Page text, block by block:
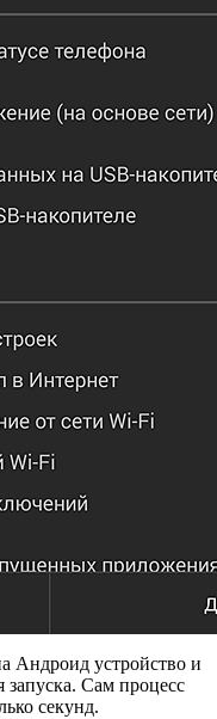
Андроид устройство и
запуска. Сам процесс
секунд.